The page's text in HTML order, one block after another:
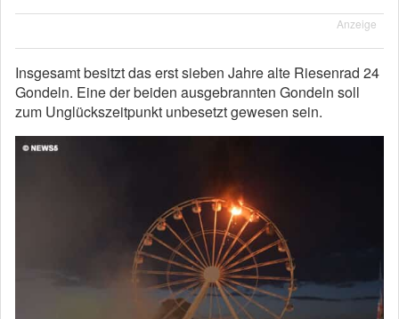
Anzeige
Insgesamt besitzt das erst sieben Jahre alte Riesenrad 24
Gondeln. Eine der beiden ausgebrannten Gondeln soll
zum Unglückszeitpunkt unbesetzt gewesen sein.